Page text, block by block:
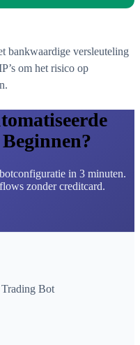
bankwaardige versleuteling
om het risico op
in 3 minuten.
zonder creditcard.
Bot